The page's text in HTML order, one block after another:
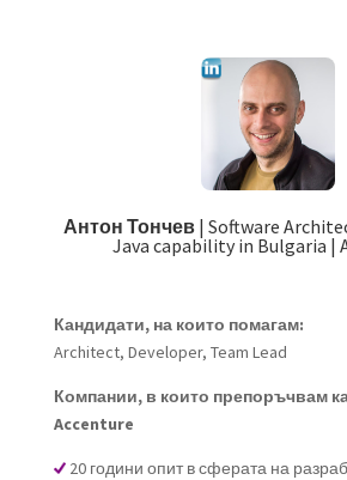
Антон Тончев | Software
Java capability in Bulgaria |
Кандидати, на които помагам:
Architect, Developer, Team Lead
Компании, в които препоръчвам
Accenture
20 години опит в сферата на